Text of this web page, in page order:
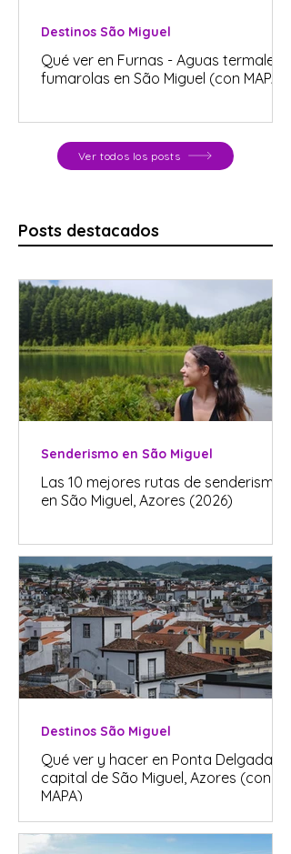
Qué ver en Furnas - Aguas termales y
fumarolas en São Miguel (con MAPA)
Destinos São Miguel
Ver todos los posts
Posts destacados
Las 10 mejores rutas de senderismo
en São Miguel, Azores (2026)
Senderismo en São Miguel
Qué ver y hacer en Ponta Delgada, la
capital de São Miguel, Azores (con
MAPA)
Destinos São Miguel